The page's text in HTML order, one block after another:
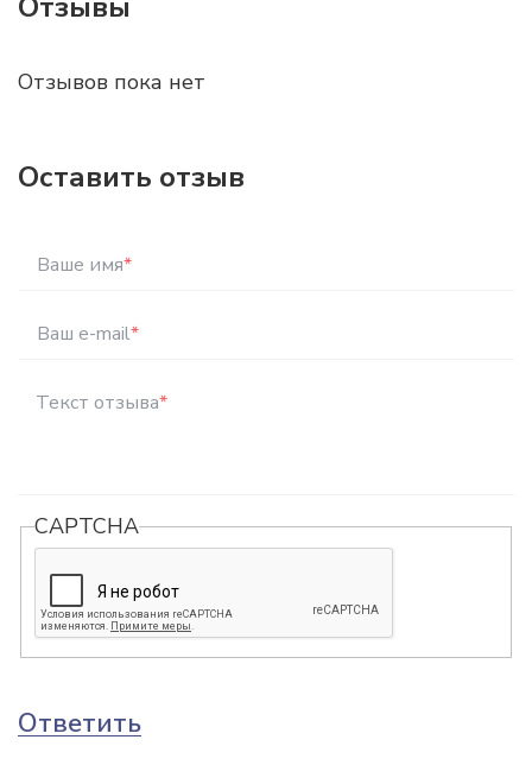
Отзывов пока нет
Оставить отзыв
Ваше имя*
Ваш e-mail*
Текст отзыва*
CAPTCHA
Ответить